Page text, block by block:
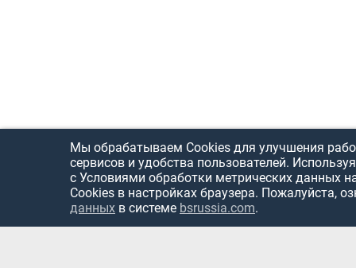
Мы обрабатываем Cookies для улучшения
сервисов и удобства пользователей.
с Условиями обработки метрических данных
Cookies в настройках браузера. Пожалуйста,
данных в системе bsrussia.com.